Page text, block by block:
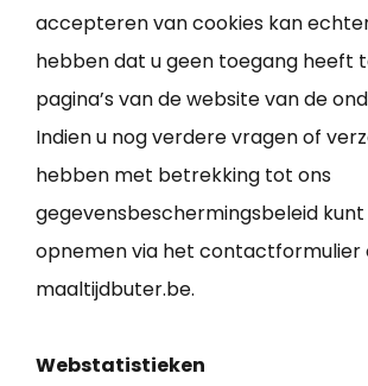
accepteren van cookies kan
hebben dat u geen toegang heeft
pagina’s van de website van de
Indien u nog verdere vragen of
hebben met betrekking tot ons
gegevensbeschermingsbeleid
opnemen via het contactformulier
maaltijdbuter.be.
Webstatistieken